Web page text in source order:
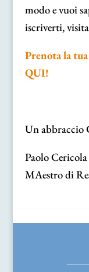
modo e vuoi
iscriverti,
Prenota la
QUI!
Un abbraccio
Paolo Cericola
MAestro di